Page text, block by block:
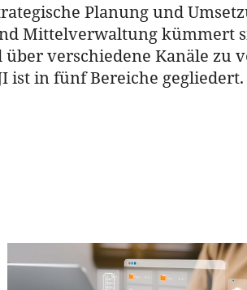
Planung und
Mittelverwaltung kümmert
verschiedene Kanäle
ist in fünf Bereiche